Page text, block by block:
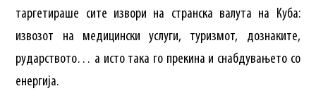
таргетираше сите извори на странска валута на Куба:
извозот на медицински услуги, туризмот, дознаките,
рударството… а исто така го прекина и снабдувањето со
енергија.